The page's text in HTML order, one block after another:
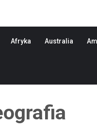
Afryka Australia